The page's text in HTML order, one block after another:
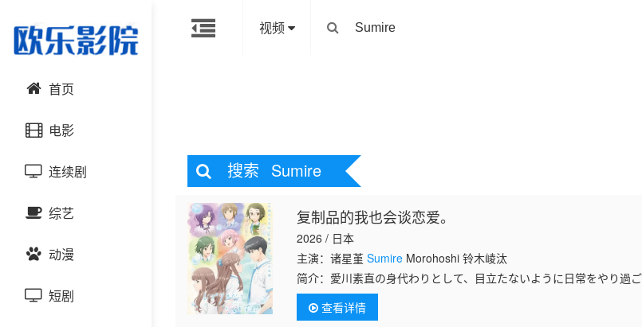
视频
首页
电影
动作片
喜剧片
爱情片
科幻片
连续剧
国产剧
港台剧
日韩剧
综艺
大陆综艺
日韩综艺
动漫
国产动漫
短剧
搜索 Sumire
复制品的我也会谈恋爱。
2026 / 日本
主演：诸星堇Sumire Morohoshi 铃木崚汰
简介： 愛川素直の身代わりとして、目立たないように日常をやり過
查看详情